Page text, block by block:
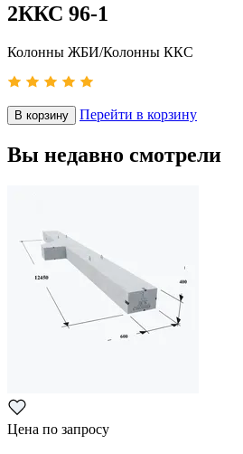
2ККС 96-1
Колонны ЖБИ/Колонны ККС
В корзину Перейти в корзину
Вы недавно смотрели
Цена по запросу